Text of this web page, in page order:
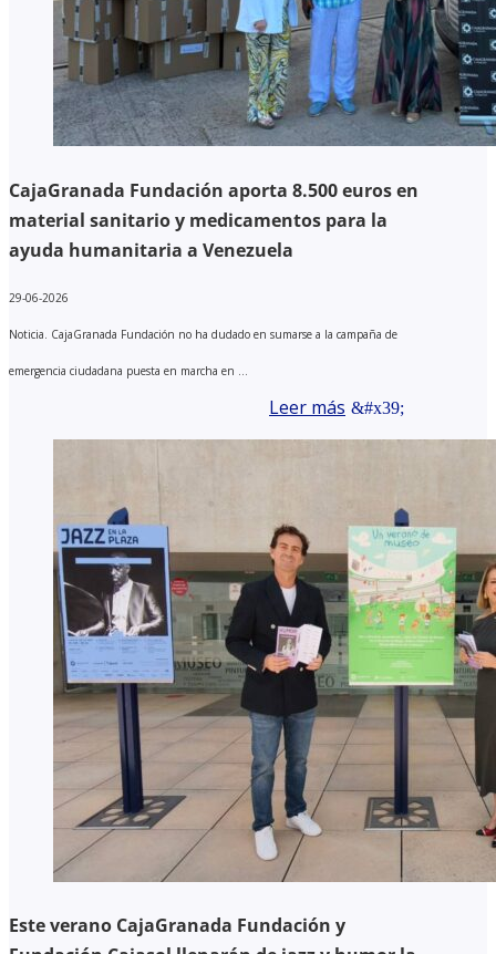
CajaGranada Fundación aporta 8.500 euros en
material sanitario y medicamentos para la
ayuda humanitaria a Venezuela
29-06-2026
Noticia. CajaGranada Fundación no ha dudado en sumarse a la campaña de
emergencia ciudadana puesta en marcha en ...
Leer más
Este verano CajaGranada Fundación y